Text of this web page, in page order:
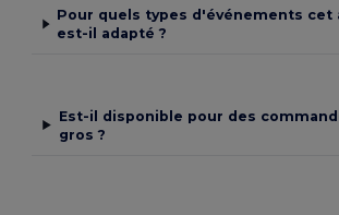
Pour quels types d'événements cet
est-il adapté ?
Est-il disponible pour des
gros ?